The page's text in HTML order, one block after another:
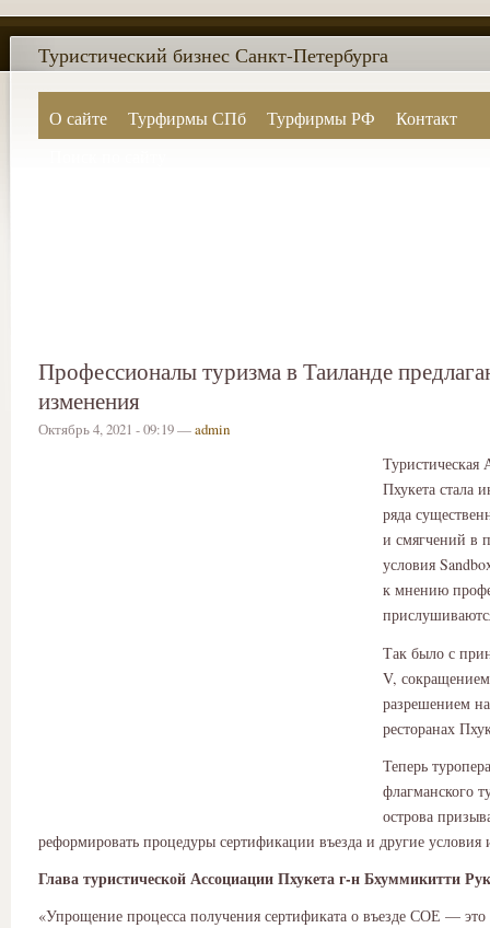
О сайте Турфирмы СПб Турфирмы РФ
Контакт
Туристический бизнес Санкт-Петербурга
Профессионалы туризма в Таиланде
изменения
Октябрь 4, 2021 - 09:19 —admin
Туристическая
Пхукета стала
ряда
и смягчений в
условия
к мнению
Так было с
V,
разрешением
ресторанах
Теперь
флагманского
острова
реформировать процедуры сертификации въезда и другие условия
Глава туристической Ассоциации Пхукета г-н Бхуммикитти
«Упрощение процесса получения сертификата о въезде СОЕ —